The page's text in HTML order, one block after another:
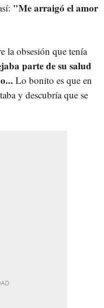
"Me arraigó el amor
la obsesión que tenía
parte de su salud
Lo bonito es que en
y descubría que se